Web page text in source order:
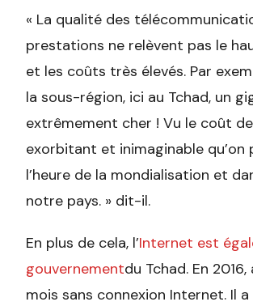
« La qualité des
prestations ne relèvent pas le
et les coûts très élevés. Par
la sous-région, ici au Tchad, un
extrêmement cher ! Vu le coût
exorbitant et inimaginable
l’heure de la mondialisation et
notre pays. » dit-il.
En plus de cela, l’Internet est
gouvernementdu Tchad. En
mois sans connexion Internet. Il